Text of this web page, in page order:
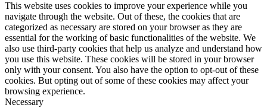
This website uses cookies to improve your experience while you
navigate through the website. Out of these, the cookies that are
categorized as necessary are stored on your browser as they are
essential for the working of basic functionalities of the website. We
also use third-party cookies that help us analyze and understand how
you use this website. These cookies will be stored in your browser
only with your consent. You also have the option to opt-out of these
cookies. But opting out of some of these cookies may affect your
browsing experience.
Necessary